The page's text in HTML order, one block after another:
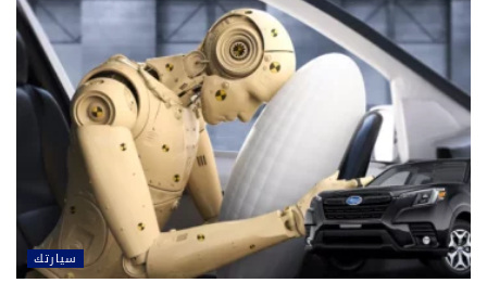
سيارتك